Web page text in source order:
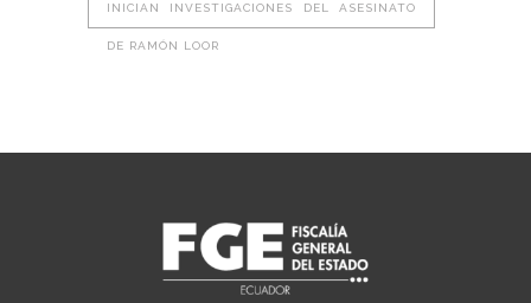
INICIAN INVESTIGACIONES DEL ASESINATO
DE RAMÓN LOOR